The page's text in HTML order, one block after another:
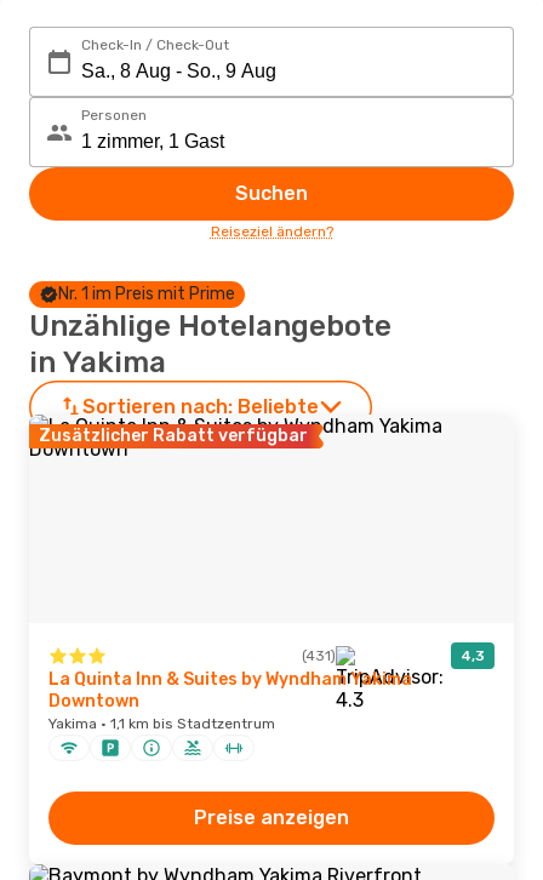
Check-In / Check-Out
Personen
Suchen
Reiseziel ändern?
Nr. 1 im Preis mit Prime
Unzählige Hotelangebote
in Yakima
Sortieren nach: Beliebte
Zusätzlicher Rabatt verfügbar
(431) 4,3
La Quinta Inn & Suites by Wyndham Yakima
Downtown
Yakima · 1,1 km bis Stadtzentrum
Preise anzeigen